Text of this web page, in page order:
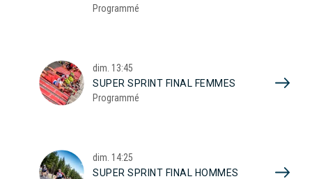
Programmé
dim. 13:45
SUPER SPRINT FINAL FEMMES
Programmé
dim. 14:25
SUPER SPRINT FINAL HOMMES